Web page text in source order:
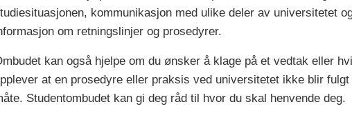
kommunikasjon med ulike deler av universitetet
om retningslinjer og prosedyrer.
kan også hjelpe om du ønsker å klage på et vedtak eller
at en prosedyre eller praksis ved universitetet ikke blir
Studentombudet kan gi deg råd til hvor du skal henvende deg.